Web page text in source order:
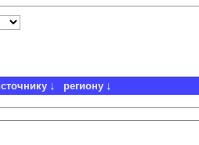
региону